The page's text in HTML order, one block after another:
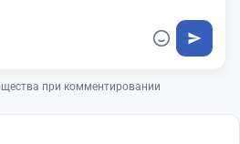
при комментировании